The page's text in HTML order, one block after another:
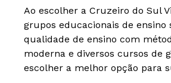
Ao escolher a Cruzeiro do Sul
grupos educacionais de
qualidade de ensino com
moderna e diversos cursos de
escolher a melhor opção para